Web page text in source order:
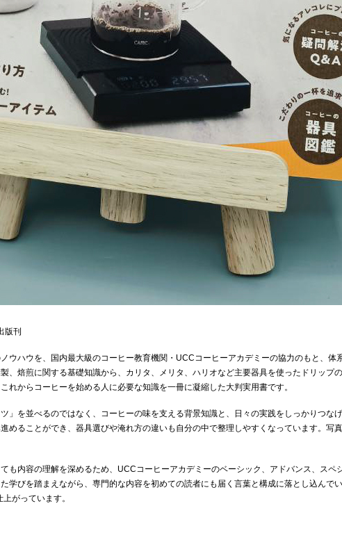
版刊
ウハウを、国内最大級のコーヒー教育機関・UCCコーヒーアカデミーの協力のもと、
、焙煎に関する基礎知識から、カリタ、メリタ、ハリオなど主要器具を使ったドリップ
れからコーヒーを始める人に必要な知識を一冊に凝縮した大判実用書です。
」を並べるのではなく、コーヒーの味を支える背景知識と、日々の実践をしっかりつな
めることができ、器具選びや淹れ方の違いも自分の中で整理しやすくなっています。写
も内容の理解を深めるため、UCCコーヒーアカデミーのベーシック、アドバンス、スペ
学びを踏まえながら、専門的な内容を初めての読者にも届く言葉と構成に落とし込んで
がっています。